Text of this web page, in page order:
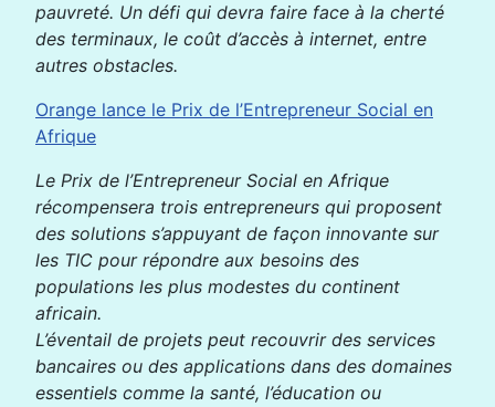
pauvreté. Un défi qui devra faire face à la cherté
des terminaux, le coût d’accès à internet, entre
autres obstacles.
Orange lance le Prix de l’Entrepreneur Social en
Afrique
Le Prix de l’Entrepreneur Social en Afrique
récompensera trois entrepreneurs qui proposent
des solutions s’appuyant de façon innovante sur
les TIC pour répondre aux besoins des
populations les plus modestes du continent
africain.
L’éventail de projets peut recouvrir des services
bancaires ou des applications dans des domaines
essentiels comme la santé, l’éducation ou